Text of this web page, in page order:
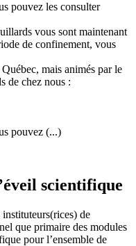
pouvez les consulter
vous sont maintenant
de confinement, vous
mais animés par le
de chez nous :
pouvez (...)
scientifique
de
que primaire des modules
pour l’ensemble de